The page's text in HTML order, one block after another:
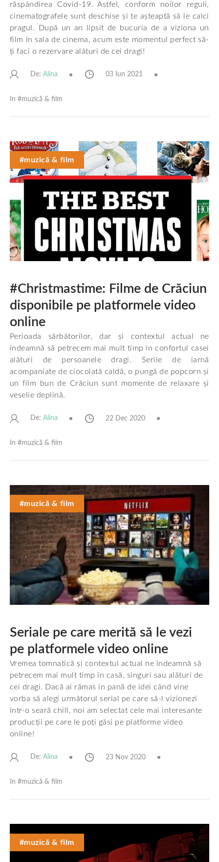
răspândirea Covid-19. Astfel, conform noilor reguli,
cinematografele sunt deschise și te așteaptă să le calci
pragul. După un an lipsit de bucuria de a viziona un
film în sala de cinema, acum este momentul perfect să-
ți faci o rezervare alături de cei dragi!
De: Alina 03 Iun 2021
In #muzică & film
#muzică & film
#Christmastime: Filme de Crăciun
disponibile pe platformele video
online
Perioada sărbătorilor, dar și contextul actual ne
îndeamnă să petrecem mai mult timp în confortul casei
alături de persoanele dragi. Serile de iarnă
acompaniate de ciocolată caldă, o pungă de popcorn și
un film bun de Crăciun sunt momente de relaxare și
veselie deplină.
De: Alina 22 Dec 2020
In #muzică & film
#muzică & film
Seriale pe care merită să le vezi
pe platformele video online
Vremea tomnatică și contextul actual ne îndeamnă să
petrecem mai mult timp în casă, singuri sau alături de
cei dragi. Dacă ai rămas în pană de idei când vine
vorba să alegi următorul serial pe care să-l vizionezi
într-o seară chill, noi am selectat cele mai interesante
producții pe care le poți găsi pe platforme video
online!
De: Alina 23 Nov 2020
In #muzică & film
#muzică & film